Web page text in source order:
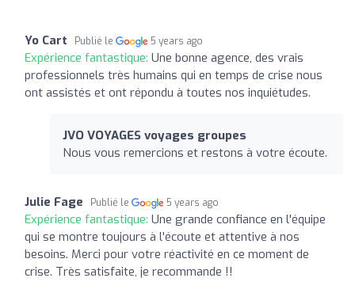
Yo Cart Publié le 5 years ago
Expérience fantastique: Une bonne agence, des vrais
professionnels très humains qui en temps de crise nous
ont assistés et ont répondu à toutes nos inquiétudes.
JVO VOYAGES voyages groupes
Nous vous remercions et restons à votre écoute.
Julie Fage Publié le 5 years ago
Expérience fantastique: Une grande confiance en l'équipe
qui se montre toujours à l'écoute et attentive à nos
besoins. Merci pour votre réactivité en ce moment de
crise. Très satisfaite, je recommande !!